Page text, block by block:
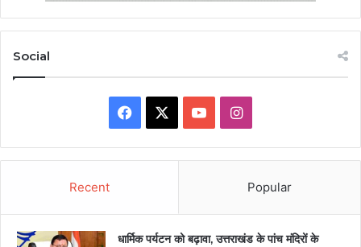
Social
Facebook YouTubeInstagram
Recent Popular
धार्मिक पर्यटन को बढ़ावा, उत्तराखंड के पांच मंदिरों के